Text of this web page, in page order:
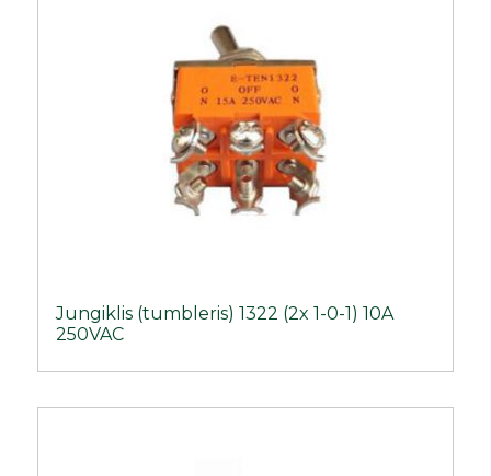
Jungiklis (tumbleris) 1322 (2x 1-0-1) 10A
250VAC